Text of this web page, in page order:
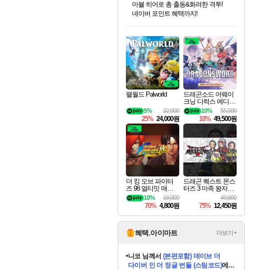
최대 90% 할인가를 만나보세요!
네이버혜택과 함께 만나보세요!
50%할인&추가 적립까지!
마블 히어로 총 출동&화려한 격투!
네이버 포인트 혜택까지!
이니&베니 혜택까지!
네이버 혜택가와 함께 예약하세요!
할인&네이버혜택으로 만나보세요!
네이버페이 혜택과 만나보세요!
40주년 프로모션으로 만나보세요!
할인가에 만나보세요!
일부 에디션 상시 할인!
혜택으로 예약 판매 중
편안하게 충전하세요
팰월드 Palworld
32,000
5%
25% 24,000원
드래곤소드 어웨이
크닝 디럭스 에디션
DragonSword Awake
ning Deluxe Edition
55,000
10%
10% 49,500원
더 킹 오브 파이터
즈 98 얼티밋 매치
파이널 에디션 THE
KING OF FIGHTER
S 98 ULTIMATE MA
TCH FINAL EDITIO
N
16,000
10%
70% 4,800원
드래곤 퀘스트 몬스
터즈 3 마족 왕자와
엘프의 여행 Dragon
Quest Monsters The
Dark Prince
49,800
75% 12,450원
혜택.아이마트 더보기+
니코님께서 (본편포함) 데이브 더
다이버 인 더 정글 번들 (스팀코드)에